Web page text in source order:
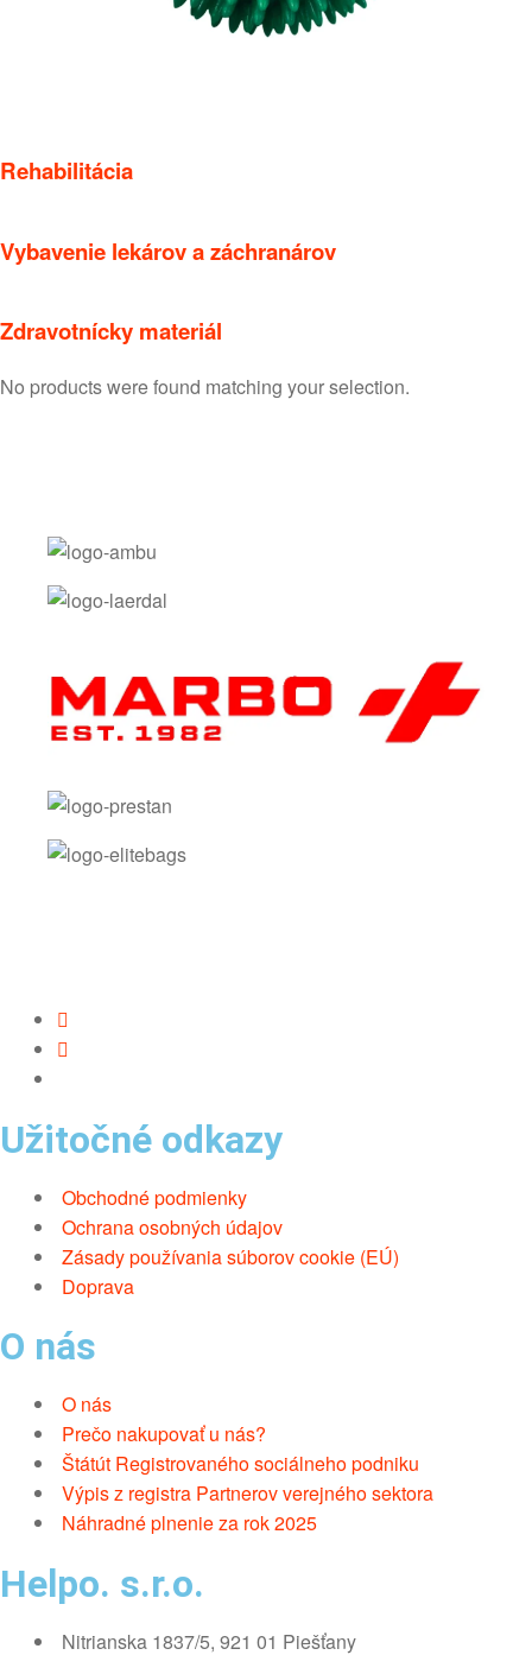
Rehabilitácia
Vybavenie lekárov a záchranárov
Zdravotnícky materiál
No products were found matching your selection.
Užitočné odkazy
Obchodné podmienky
Ochrana osobných údajov
Zásady používania súborov cookie (EÚ)
Doprava
O nás
O nás
Prečo nakupovať u nás?
Štátút Registrovaného sociálneho podniku
Výpis z registra Partnerov verejného sektora
Náhradné plnenie za rok 2025
Helpo. s.r.o.
Nitrianska 1837/5, 921 01 Piešťany